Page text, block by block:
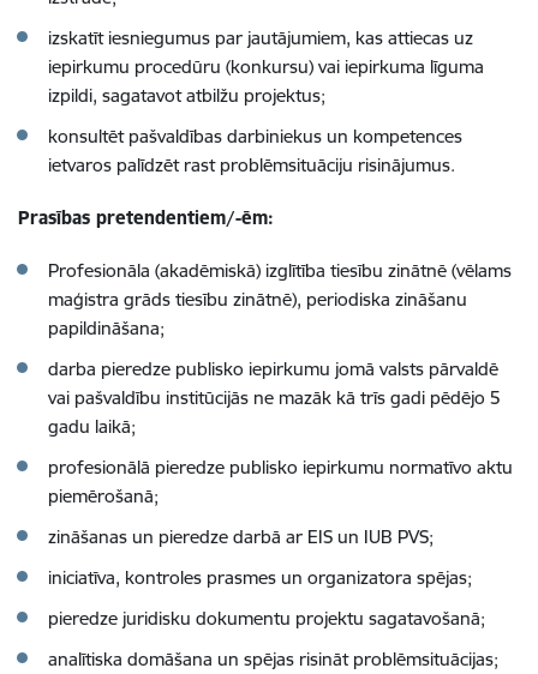
izskatīt iesniegumus par jautājumiem, kas attiecas uz
iepirkumu procedūru (konkursu) vai iepirkuma līguma
izpildi, sagatavot atbilžu projektus;
konsultēt pašvaldības darbiniekus un kompetences
ietvaros palīdzēt rast problēmsituāciju risinājumus.
Prasības pretendentiem/-ēm:
Profesionāla (akadēmiskā) izglītība tiesību zinātnē (vēlams
maģistra grāds tiesību zinātnē), periodiska zināšanu
papildināšana;
darba pieredze publisko iepirkumu jomā valsts pārvaldē
vai pašvaldību institūcijās ne mazāk kā trīs gadi pēdējo 5
gadu laikā;
profesionālā pieredze publisko iepirkumu normatīvo aktu
piemērošanā;
zināšanas un pieredze darbā ar EIS un IUB PVS;
iniciatīva, kontroles prasmes un organizatora spējas;
pieredze juridisku dokumentu projektu sagatavošanā;
analītiska domāšana un spējas risināt problēmsituācijas;